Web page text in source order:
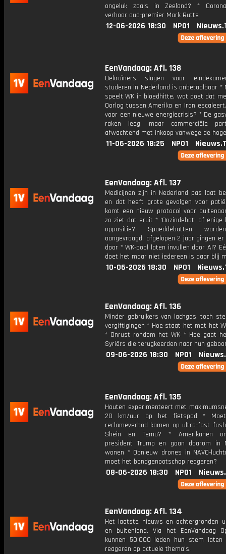
ongeluk zoals in Zeeland? *
verhoor oud-premier Mark Rutte
12-06-2026 18:30 NPO1
EenVandaag: Afl. 138
Oekraïners slagen voor
studeren in Nederland is onbetaalbaar *
speelt WK in bloedhitte, wat doet dat
Oorlog tussen Amerika en Iran
voor een nieuwe energiecrisis? * De
raken leeg, maar commerciële
afwachtend met inkoop vanwege de
11-06-2026 18:25 NPO1
EenVandaag: Afl. 137
Medicijnen zijn in Nederland pas laat
en dat heeft grote gevolgen voor
komt een nieuw protocol voor
zo ziet dat eruit * 'Onzindebat' of enige
oppositie? Spoeddebatten
aangevraagd, afgelopen 2 jaar gingen
door * WK-pool laten invullen door AI?
doet het maar niet iedereen is daar blij
10-06-2026 18:30 NPO1
EenVandaag: Afl. 136
Minder gebruikers van lachgas, toch
vergiftigingen * Hoe staat het met het
* Onrust rondom het WK * Hoe gaat
Syriërs die terugkeerden naar hun
09-06-2026 18:30 NPO1
EenVandaag: Afl. 135
Houten experimenteert met
20 km/uur op het fietspad *
reclameverbod komen op ultra-fast
Shein en Temu? * Amerikanen
president Trump en gaan daarom in
wonen * Opnieuw drones in NAVO-
moet het bondgenootschap reageren?
08-06-2026 18:30 NPO1
EenVandaag: Afl. 134
Het laatste nieuws en achtergronden
en buitenland. Via het EenVandaag
kunnen 50.000 leden hun stem laten
reageren op actuele thema's.